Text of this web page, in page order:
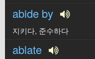
abide by
지키다, 준수하다
ablate